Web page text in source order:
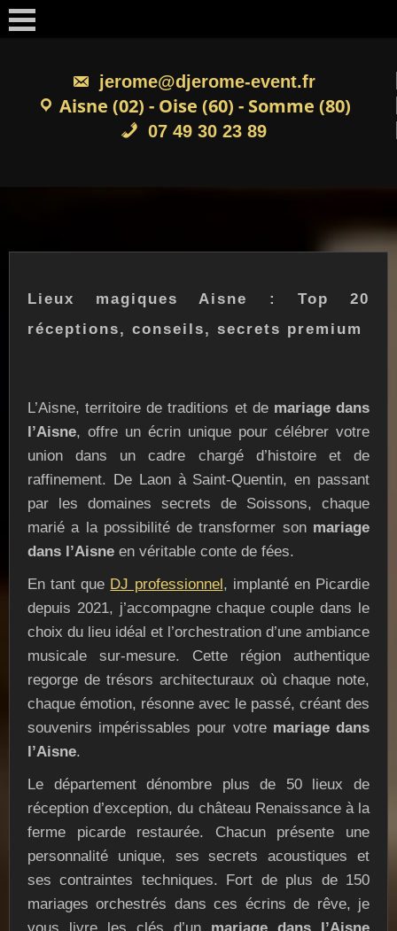
Skip
to
content
jerome@djerome-event.fr
Aisne (02) - Oise (60) - Somme (80)
07 49 30 23 89
Lieux magiques Aisne : Top 20
réceptions, conseils, secrets premium
L’Aisne, territoire de traditions et de mariage dans
l’Aisne, offre un écrin unique pour célébrer votre
union dans un cadre chargé d’histoire et de
raffinement. De Laon à Saint-Quentin, en passant
par les domaines secrets de Soissons, chaque
marié a la possibilité de transformer son mariage
dans l’Aisne en véritable conte de fées.
En tant que DJ professionnel, implanté en Picardie
depuis 2021, j’accompagne chaque couple dans le
choix du lieu idéal et l’orchestration d’une ambiance
musicale sur-mesure. Cette région authentique
regorge de trésors architecturaux où chaque note,
chaque émotion, résonne avec le passé, créant des
souvenirs impérissables pour votre mariage dans
l’Aisne.
Le département dénombre plus de 50 lieux de
réception d’exception, du château Renaissance à la
ferme picarde restaurée. Chacun présente une
personnalité unique, ses secrets acoustiques et
ses contraintes techniques. Fort de plus de 150
mariages orchestrés dans ces écrins de rêve, je